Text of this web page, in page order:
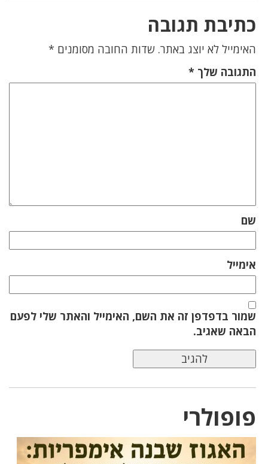
כתיבת תגובה
האימייל לא יוצג באתר. שדות החובה מסומנים *
התגובה שלך *
שם
אימייל
שמור בדפדפן זה את השם, האימייל והאתר שלי לפעם
הבאה שאגיב.
פופולרי